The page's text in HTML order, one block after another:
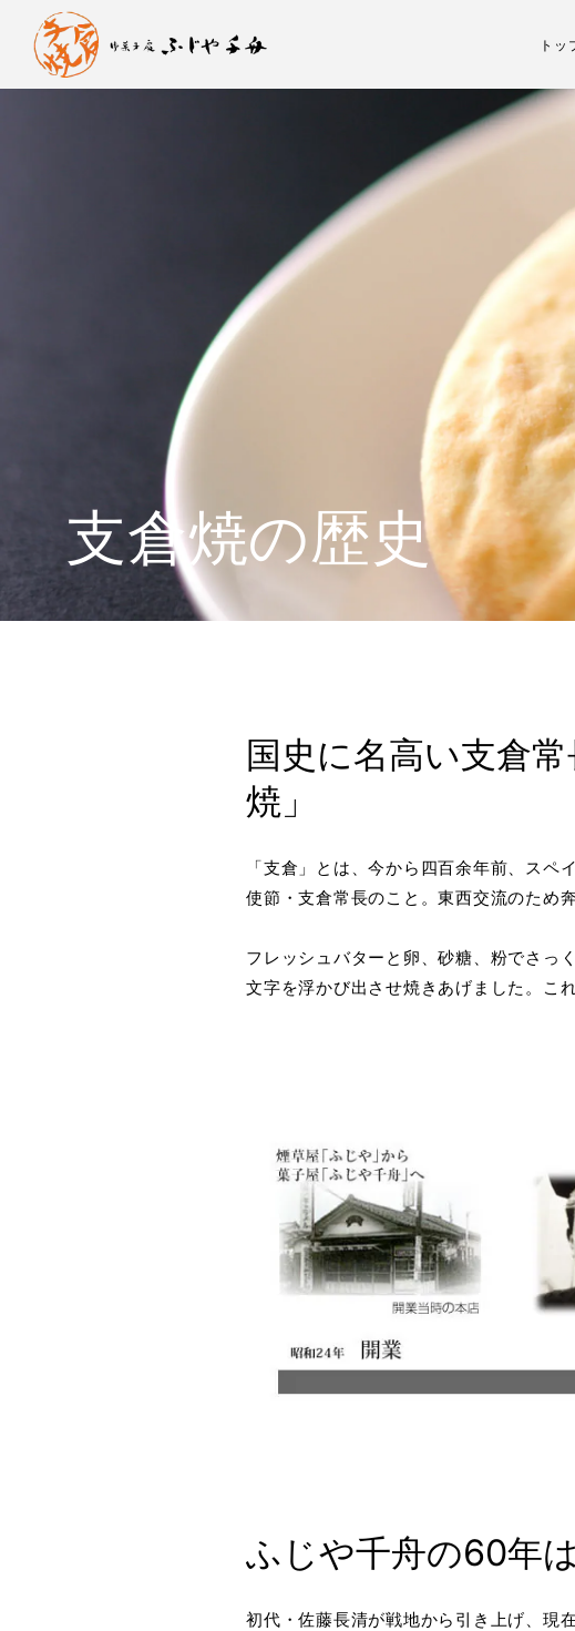
トッ
支倉焼の歴史
国史に名高い支倉
焼」
「支倉」とは、今から四百余年前、ス
使節・支倉常長のこと。東西交流のため
フレッシュバターと卵、砂糖、粉でさっ
文字を浮かび出させ焼きあげました。こ
ふじや千舟の60年
初代・佐藤長清が戦地から引き上げ、現